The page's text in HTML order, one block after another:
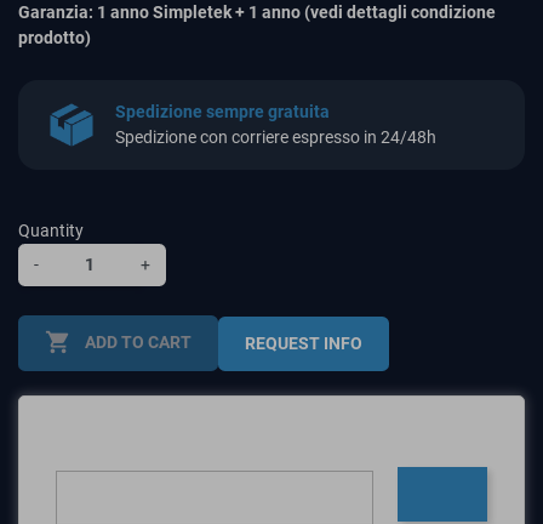
Garanzia: 1 anno Simpletek + 1 anno (vedi dettagli condizione
prodotto)
Spedizione sempre gratuita
Spedizione con corriere espresso in 24/48h
Quantity
-
+
shopping_cart ADD TO CART REQUEST INFO